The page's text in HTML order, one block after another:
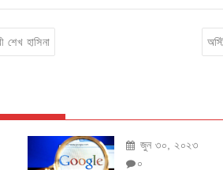
শেখ হাসিনা
জুন ৩০, ২০২৩
০